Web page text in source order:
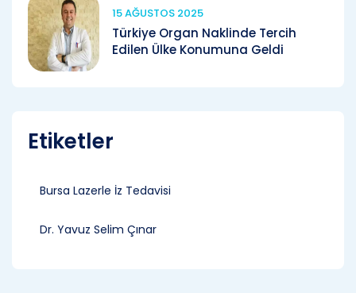
15 AĞUSTOS 2025
Türkiye Organ Naklinde Tercih
Edilen Ülke Konumuna Geldi
Etiketler
Bursa Lazerle İz Tedavisi
Dr. Yavuz Selim Çınar